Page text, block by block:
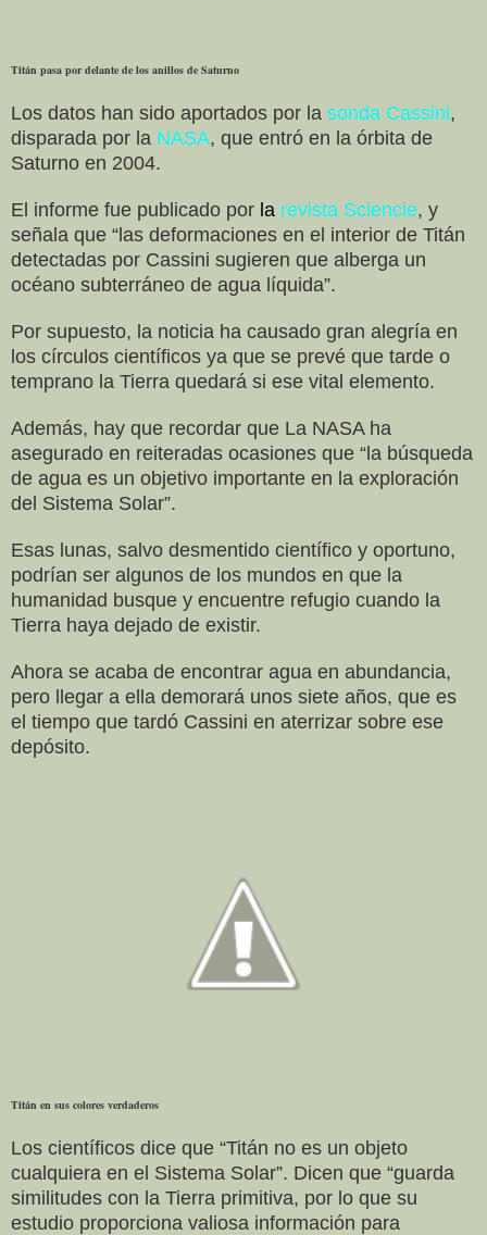
Titán pasa por delante de los anillos de Saturno
Los datos han sido aportados por la sonda Cassini,
disparada por la NASA, que entró en la órbita de
Saturno en 2004.
El informe fue publicado por la revista Sciencie, y
señala que “las deformaciones en el interior de Titán
detectadas por Cassini sugieren que alberga un
océano subterráneo de agua líquida”.
Por supuesto, la noticia ha causado gran alegría en
los círculos científicos ya que se prevé que tarde o
temprano la Tierra quedará si ese vital elemento.
Además, hay que recordar que La NASA ha
asegurado en reiteradas ocasiones que “la búsqueda
de agua es un objetivo importante en la exploración
del Sistema Solar”.
Esas lunas, salvo desmentido científico y oportuno,
podrían ser algunos de los mundos en que la
humanidad busque y encuentre refugio cuando la
Tierra haya dejado de existir.
Ahora se acaba de encontrar agua en abundancia,
pero llegar a ella demorará unos siete años, que es
el tiempo que tardó Cassini en aterrizar sobre ese
depósito.
Titán en sus colores verdaderos
Los científicos dice que “Titán no es un objeto
cualquiera en el Sistema Solar”. Dicen que “guarda
similitudes con la Tierra primitiva, por lo que su
estudio proporciona valiosa información para